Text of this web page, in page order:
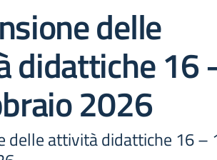
delle
didattiche 16
2026
delle attività didattiche 16 –